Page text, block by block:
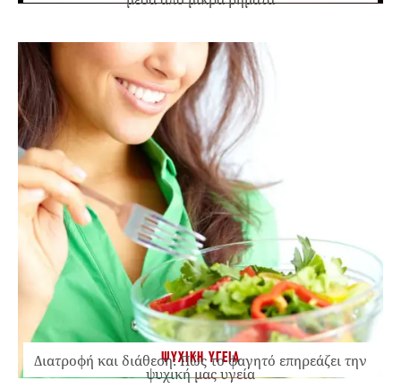
ΨΥΧΙΚΗ ΥΓΕΙΑ
Διατροφή και διάθεση: Πώς το φαγητό επηρεάζει την
ψυχική μας υγεία